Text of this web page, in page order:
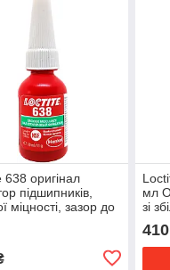
638 оригінал
підшипників,
міцності, зазор до
мл
зі
410